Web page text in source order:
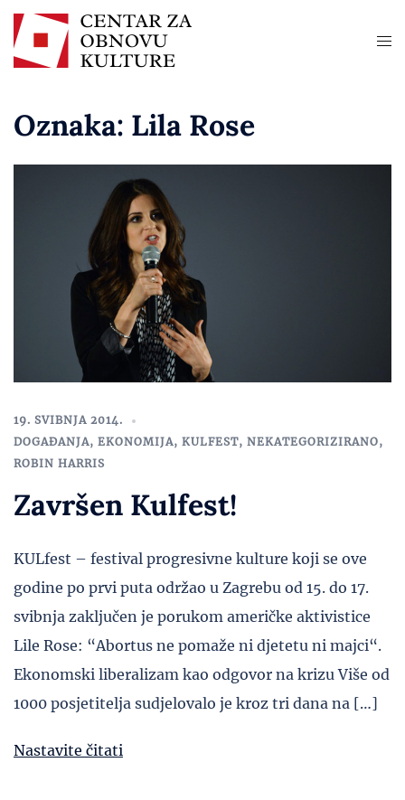
Oznaka: Lila Rose
19. SVIBNJA 2014.
DOGAĐANJA, EKONOMIJA, KULFEST, NEKATEGORIZIRANO,
ROBIN HARRIS
Završen Kulfest!
KULfest – festival progresivne kulture koji se ove
godine po prvi puta održao u Zagrebu od 15. do 17.
svibnja zaključen je porukom američke aktivistice
Lile Rose: “Abortus ne pomaže ni djetetu ni majci“.
Ekonomski liberalizam kao odgovor na krizu Više od
1000 posjetitelja sudjelovalo je kroz tri dana na […]
Nastavite čitati